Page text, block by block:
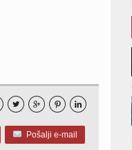
   
Pošalji e-mail